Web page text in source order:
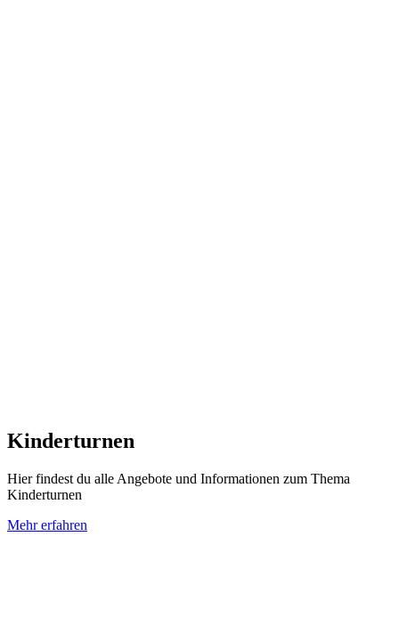
Kinderturnen
Hier findest du alle Angebote und Informationen zum Thema
Kinderturnen
Mehr erfahren